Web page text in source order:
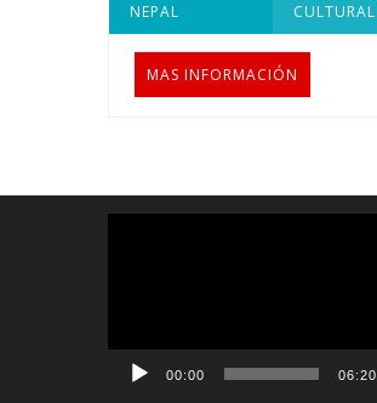
NEPAL CULTURAL
MAS INFORMACIÓN
00:00 06:20